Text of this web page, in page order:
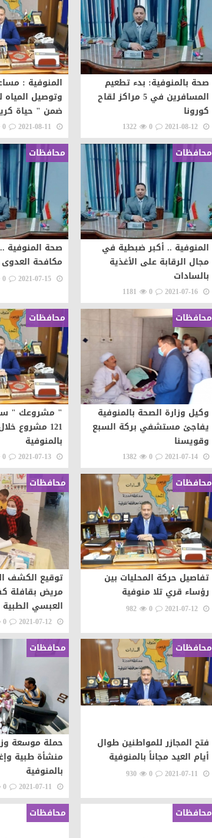
صحة بالمنوفية: بدء تطعيم
المسافرين في 5 مراكز لقاح
كورونا
2021-08-12
0
1322
المنوفية :
وتوصيل المياه
ضمن " حياة
0
محافظات
المنوفية .. أكبر ضبطية في
مجال الرقابة على الأغذية
بالسادات
2021-07-16
0
1181
محافظات
صحة المنوفية
مكافحة
0
محافظات
وكيل وزارة الصحة بالمنوفية
يفاجئ مستشفي بركة السبع
وقويسنا
2021-07-14
0
1382
محافظات
" مشروعك "
121 مشروع
بالمنوفية
0
محافظات
تفاصيل حركة المحليات بين
رؤساء قري تلا منوفية
2021-07-12
0
982
محافظات
مريض بقافلة
العبسي الطبية
2021-07-12
0
محافظات
فتح المجازر للمواطنين طوال
أيام العيد مجاناً بالمنوفية
0
930
محافظات
بالمنوفية
0
محافظات محافظات